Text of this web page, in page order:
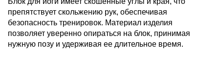
препятствует скольжению рук, обеспечивая
безопасность тренировок. Материал изделия
позволяет уверенно опираться на блок, принимая
нужную позу и удерживая ее длительное время.